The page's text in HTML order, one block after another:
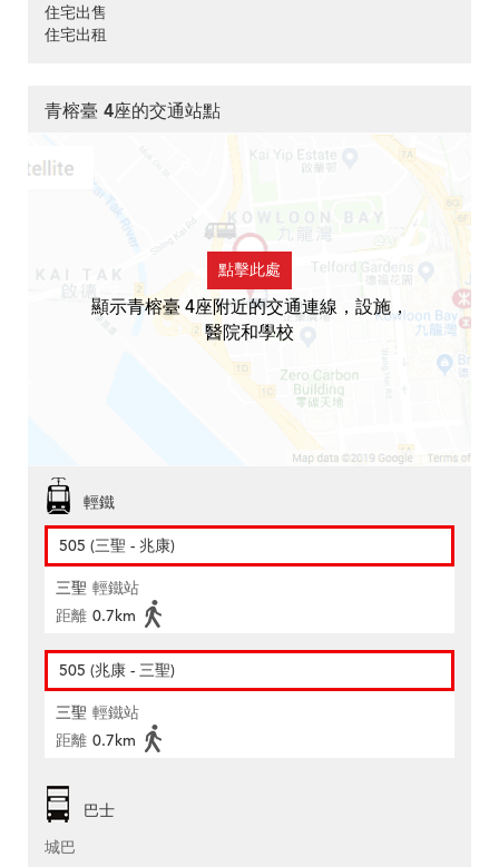
住宅出售
住宅出租
青榕臺 4座的交通站點
點擊此處
顯示青榕臺 4座附近的交通連線，設施，
醫院和學校
輕鐵
505 (三聖 - 兆康)
三聖 輕鐵站
距離 0.7km
505 (兆康 - 三聖)
三聖 輕鐵站
距離 0.7km
巴士
城巴